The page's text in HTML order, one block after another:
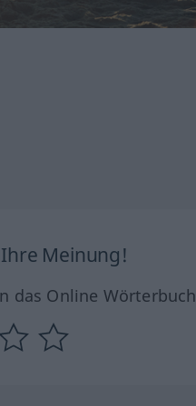
Ihre Meinung!
das Online